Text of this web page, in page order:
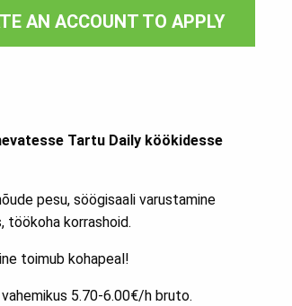
AN ACCOUNT TO APPLY
Tartu Daily köökidesse
pesu, söögisaali varustamine
töökoha korrashoid.
toimub kohapeal!
5.70-6.00€/h bruto.